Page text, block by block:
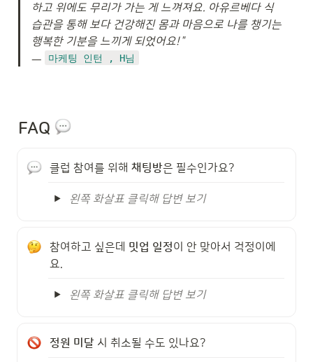
하고 위에도 무리가 가는 게 느껴져요. 아유르베다 식
습관을 통해 보다 건강해진 몸과 마음으로 나를 챙기는
행복한 기분을 느끼게 되었어요! ”
ㅡ
마케팅 인턴 , H님
FAQ
클럽 참여를 위해 채팅방은 필수인가요?
왼쪽 화살표 클릭해 답변 보기
참여하고 싶은데 밋업 일정이 안 맞아서 걱정이에
요.
왼쪽 화살표 클릭해 답변 보기
정원 미달 시 취소될 수도 있나요?